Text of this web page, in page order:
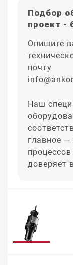
Подбор
проект -
Опишите
почту
Наш
главное —
доверяет